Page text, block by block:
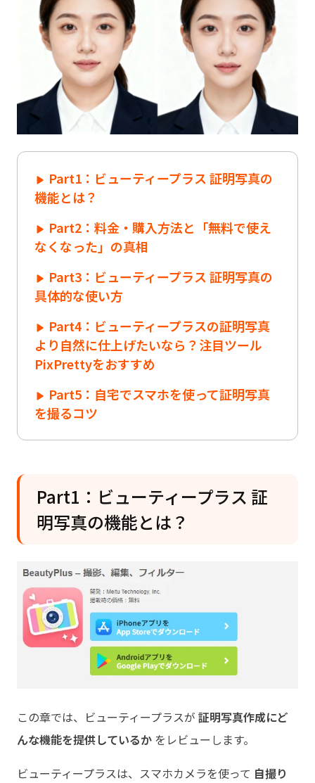
Part1：ビューティープラス 証明写真の
機能とは？
Part2：料金・購入方法と「無料で使え
なくなった」の真相
Part3：ビューティープラス 証明写真の
具体的な使い方
Part4：ビューティープラスの証明写真
より自然に仕上げたいなら？注目ツール
PixPrettyをおすすめ
Part5：自宅でスマホを使って証明写真
を撮るコツ
Part1：ビューティープラス 証
明写真の機能とは？
この章では、ビューティープラスが 証明写真作成にど
んな機能を提供しているか をレビューします。
ビューティープラスは、スマホカメラを使って 自撮り